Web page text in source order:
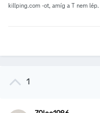
killping.com -ot, amíg a T nem lép.
1